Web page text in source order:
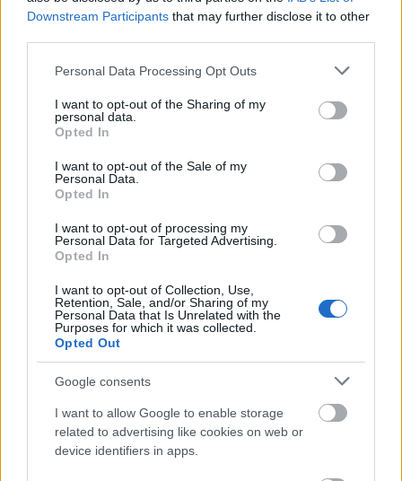
Downstream Participants that may further disclose it to other
Please note that this website/app uses one or more Google
not limited to your visit or usage behaviour. You may click to
grant or deny consent to Google and its third-party tags to
use your data for below specified purposes in below Google
consent section.
Personal Data Processing Opt Outs
I want to opt-out of the Sharing of my
personal data.
Opted In
I want to opt-out of the Sale of my
Personal Data.
Opted In
I want to opt-out of processing my
Personal Data for Targeted Advertising.
Opted In
I want to opt-out of Collection, Use,
Retention, Sale, and/or Sharing of my
Personal Data that Is Unrelated with the
Purposes for which it was collected.
Opted Out
Google consents
I want to allow Google to enable storage
related to advertising like cookies on web or
device identifiers in apps.
Súlyos feszültség Olaszország és
Spanyolország között: kölcsönös korlátozás
az egymás országából érkezőkre
HÍREK 7 órája
költik el a 6 ezer milliárd forintnyi uniós pénzt
HÍREK 8 órája